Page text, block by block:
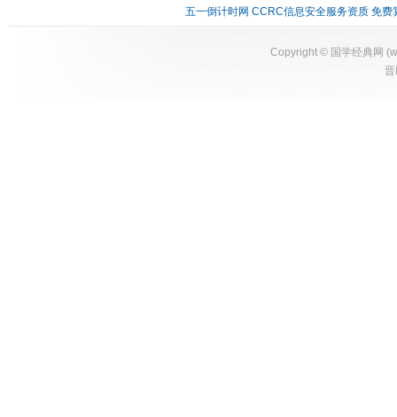
五一倒计时网 CCRC信息安全服务资质 免费
Copyright © 国学经典网 (